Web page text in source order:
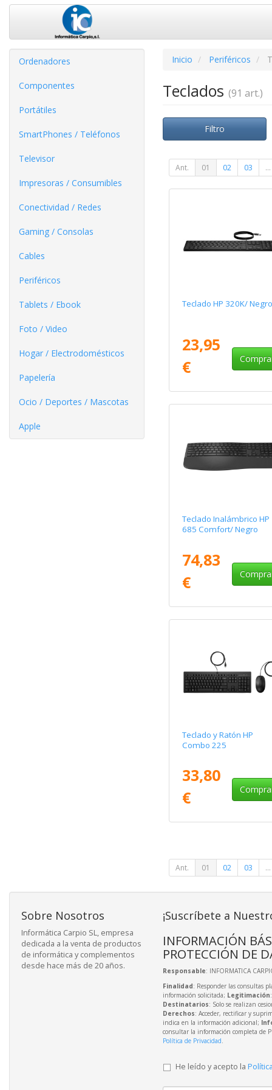
Ordenadores
Componentes
Portátiles
SmartPhones / Teléfonos
Televisor
Impresoras / Consumibles
Conectividad / Redes
Gaming / Consolas
Cables
Periféricos
Tablets / Ebook
Foto / Video
Hogar / Electrodomésticos
Papelería
Ocio / Deportes / Mascotas
Apple
Inicio Periféricos
Teclados (91 art.)
Filtro
Ant. 01 02 03 ...
Teclado HP 320K/ Negro
23,95
€
Teclado Inalámbrico HP
685 Comfort/ Negro
74,83
€
Teclado y Ratón HP
Combo 225
33,80
€
Ant. 01 02 03 ...
Sobre Nosotros
Informática Carpio SL, empresa
dedicada a la venta de productos
de informática y complementos
desde hace más de 20 años.
¡Suscríbete a
INFORMACIÓN
PROTECCIÓN DE
Responsable: INFORMATICA
Finalidad: Responder las consultas
información solicitada; Legitimación
Destinatarios: Solo se realizan
Derechos: Acceder, rectificar y
indica en la información adicional;
consultar la información completa de
Política de Privacidad.
He leído y acepto la